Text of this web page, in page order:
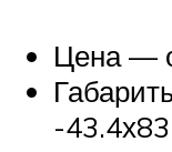
Цена —
-